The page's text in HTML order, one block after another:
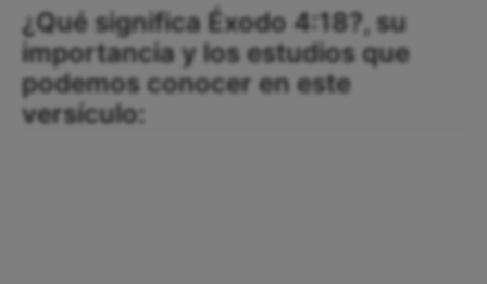
¿Qué significa Éxodo 4:18?, su
importancia y los estudios que
podemos conocer en este
versículo: